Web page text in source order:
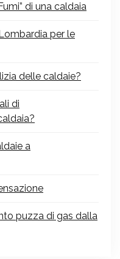
di una caldaia
per le
delle caldaie?
di
a
puzza di gas dalla